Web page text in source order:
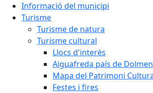
Informació del municipi
Turisme
Turisme de natura
Turisme cultural
Llocs d'interès
Aiguafreda país de
Mapa del Patrimoni
Festes i fires